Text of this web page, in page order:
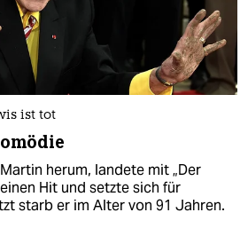
ist tot
herum, landete mit „Der
Hit und setzte sich für
starb er im Alter von 91 Jahren.